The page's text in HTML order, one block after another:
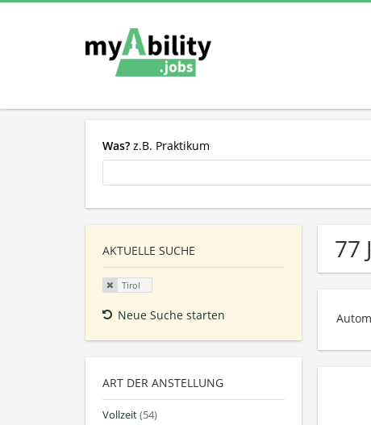
Was? z.B. Praktikum
AKTUELLE SUCHE
Tirol
Neue Suche starten
ART DER ANSTELLUNG
Vollzeit(54)
77